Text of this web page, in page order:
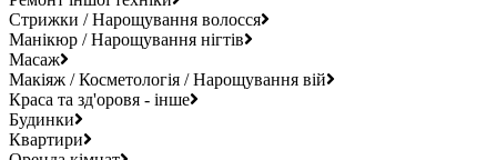
Стрижки / Нарощування волосся
Манікюр / Нарощування нігтів
Масаж
Макіяж / Косметологія / Нарощування вій
Краса та зд'оровя - інше
Будинки
Квартири